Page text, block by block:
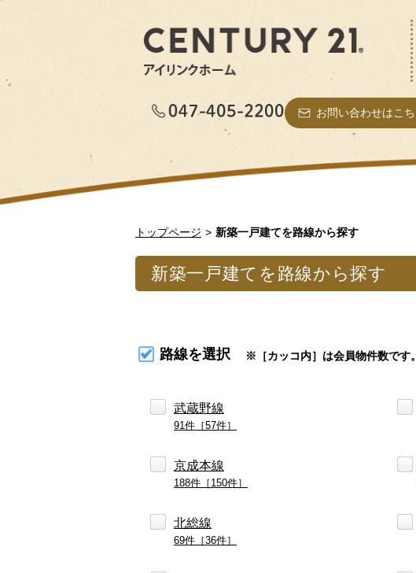
お問い合わせはこち
トップページ 新築一戸建てを路線から探す
新築一戸建てを路線から探す
路線を選択 ※［カッコ内］は会員物件数です。
武蔵野線
91件［57件］
京成本線
188件［150件］
北総線
69件［36件］